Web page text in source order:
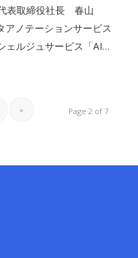
表取締役社長 春山
ノテーションサービス
ェルジュサービス「AI…
Page 2 of 7
»